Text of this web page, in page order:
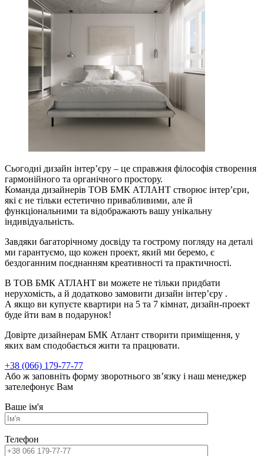
Сьогодні дизайн інтерʼєру – це справжня філософія створення
гармонійного та органічного простору.
Команда дизайнерів ТОВ БМК АТЛАНТ створює інтерʼєри,
які є не тільки естетично привабливими, але й
функціональними та відображають вашу унікальну
індивідуальність.
Завдяки багаторічному досвіду та гострому погляду на деталі
ми гарантуємо, що кожен проект, який ми беремо, є
бездоганним поєднанням креативності та практичності.
В ТОВ БМК АТЛАНТ ви можете не тільки придбати
нерухомість, а й додатково замовити дизайн інтерʼєру .
А якщо ви купуєте квартири на 5 та 7 кімнат, дизайн-проект
буде йти вам в подарунок!
Довірте дизайнерам БМК Атлант створити приміщення, у
яких вам сподобається жити та працювати.
+38 (066) 179-77-77
Або ж заповніть форму зворотнього зв’язку і наш менеджер
зателефонує Вам
Ваше ім'я
Телефон